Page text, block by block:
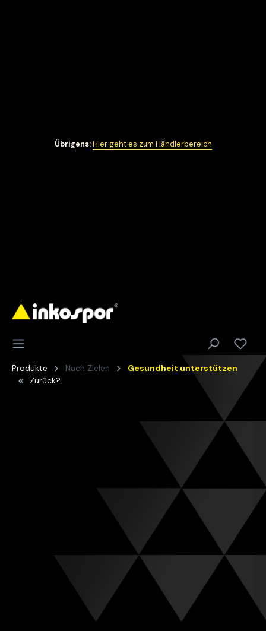
Übrigens:Hier geht es zum Händlerbereich
Produkte Nach Zielen
Gesundheit unterstützen
Zurück?